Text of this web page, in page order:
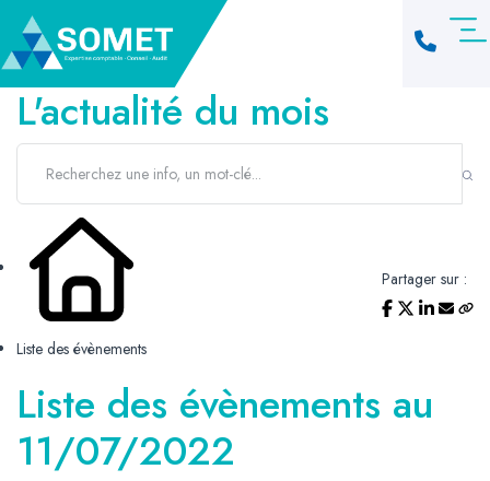
L'actualité du mois
Liste des évènements
Partager sur :
Liste des évènements au
11/07/2022